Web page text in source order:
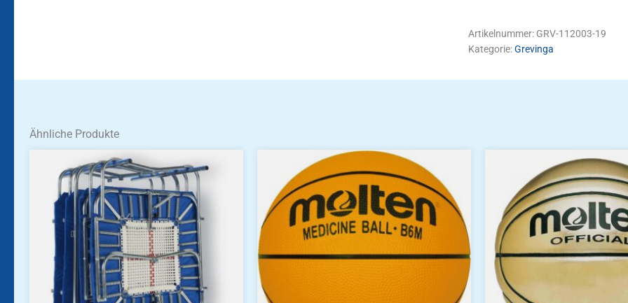
Artikelnummer: GRV-112003-19
Kategorie:Grevinga
Ähnliche Produkte
Produkt
weist
mehrere
Varianten
Optionen
auf